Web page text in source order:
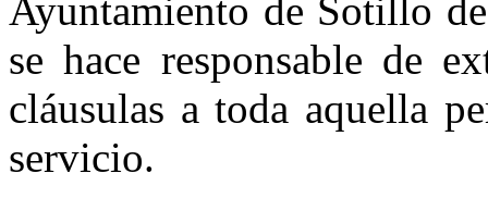
Ayuntamiento de Sotillo
se hace responsable de
cláusulas a toda aquella
servicio.